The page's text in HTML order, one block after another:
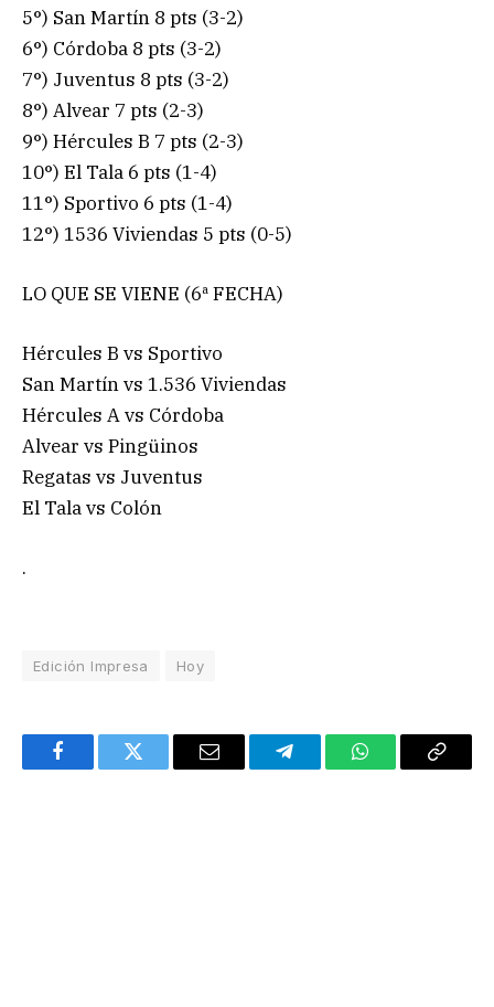
5°) San Martín 8 pts (3-2)
6°) Córdoba 8 pts (3-2)
7°) Juventus 8 pts (3-2)
8°) Alvear 7 pts (2-3)
9°) Hércules B 7 pts (2-3)
10°) El Tala 6 pts (1-4)
11°) Sportivo 6 pts (1-4)
12°) 1536 Viviendas 5 pts (0-5)
LO QUE SE VIENE (6ª FECHA)
Hércules B vs Sportivo
San Martín vs 1.536 Viviendas
Hércules A vs Córdoba
Alvear vs Pingüinos
Regatas vs Juventus
El Tala vs Colón
.
Edición Impresa Hoy
FacebookTwitter Email TelegramWhatsAppCopy